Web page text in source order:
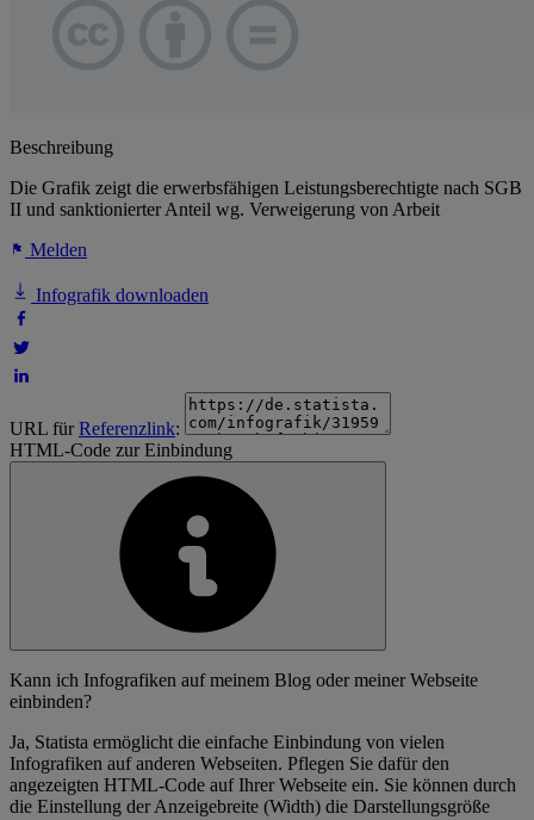
Beschreibung
Die Grafik zeigt die erwerbsfähigen Leistungsberechtigte nach SGB
II und sanktionierter Anteil wg. Verweigerung von Arbeit
Melden
Infografik downloaden
URL fürReferenzlink:
HTML-Code zur Einbindung
Kann ich Infografiken auf meinem Blog oder meiner Webseite
einbinden?
Ja, Statista ermöglicht die einfache Einbindung von vielen
Infografiken auf anderen Webseiten. Pflegen Sie dafür den
angezeigten HTML-Code auf Ihrer Webseite ein. Sie können durch
die Einstellung der Anzeigebreite (Width) die Darstellungsgröße